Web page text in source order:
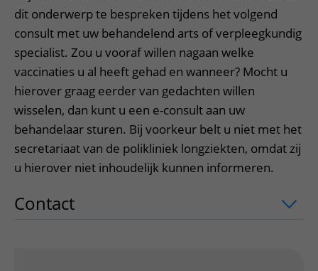
Mijn UMC Utrecht patiëntportaal
Contact met verpleegafdeling
Het Wilhelmina Kinderziekenhuis
Werken bij het UMC Utrecht
dit onderwerp te bespreken tijdens het volgend
consult met uw behandelend arts of verpleegkundig
specialist. Zou u vooraf willen nagaan welke
vaccinaties u al heeft gehad en wanneer? Mocht u
hierover graag eerder van gedachten willen
wisselen, dan kunt u een e-consult aan uw
behandelaar sturen. Bij voorkeur belt u niet met het
secretariaat van de polikliniek longziekten, omdat zij
u hierover niet inhoudelijk kunnen informeren.
Contact uitklapper, klik om te openen